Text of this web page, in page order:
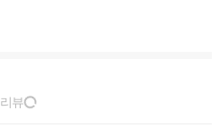
리뷰